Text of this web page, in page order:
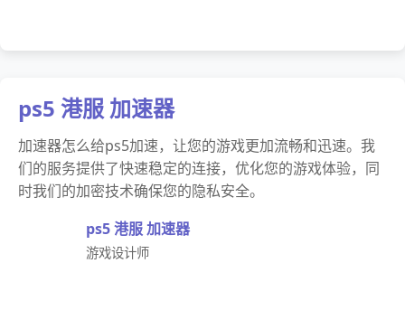
ps5 港服 加速器
加速器怎么给ps5加速，让您的游戏更加流畅和迅速。我
们的服务提供了快速稳定的连接，优化您的游戏体验，同
时我们的加密技术确保您的隐私安全。
ps5 港服 加速器
游戏设计师